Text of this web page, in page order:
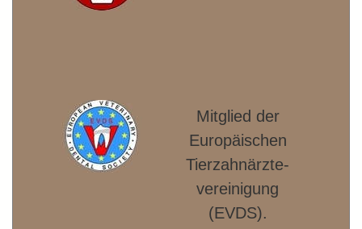
Mitglied der
Europäischen
Tierzahnärzte­
vereinigung
(EVDS).